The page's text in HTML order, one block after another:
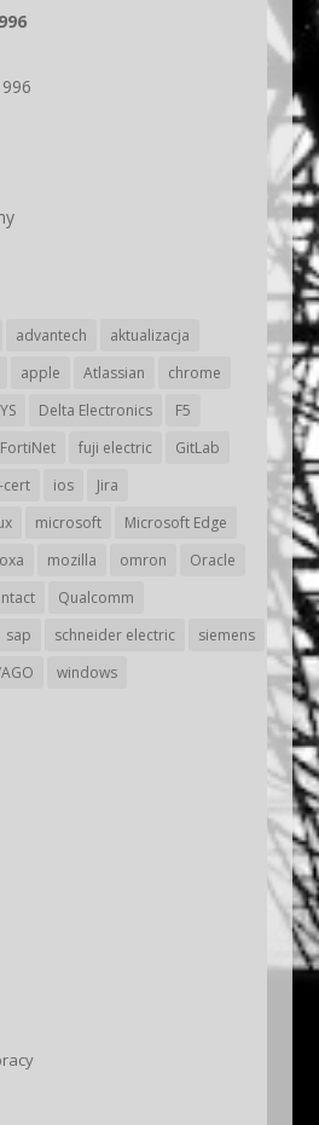
advantech
aktualizacja
apple Atlassian
chrome
Delta Electronics
F5
FortiNet fuji electric
GitLab
cert ios
Jira
microsoft
Microsoft Edge
mozilla omron
Oracle
Qualcomm
sap schneider electric
siemens
windows